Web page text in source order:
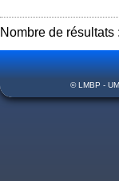
Nombre de résultats
© LMBP -